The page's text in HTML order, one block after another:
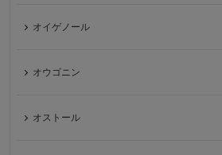
オイゲノール
オウゴニン
オストール